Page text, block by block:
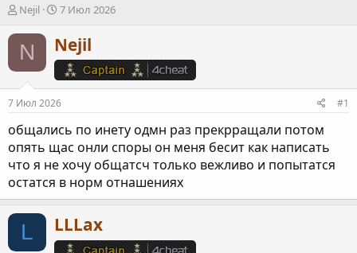
А
т
о
м
ы
Nejil
Д
т
а
а
а
а
7 Июл 2026
N Nejil
7 Июл 2026 #1
общались по инету одмн раз прекрращали потом
опять щас онли споры он меня бесит как написать
что я не хочу общатсч только вежливо и попытатся
остатся в норм отнашениях
L LLLax